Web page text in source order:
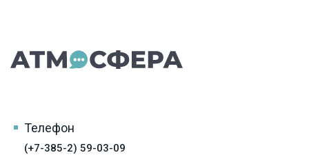
Телефон
(+7-385-2) 59-03-09